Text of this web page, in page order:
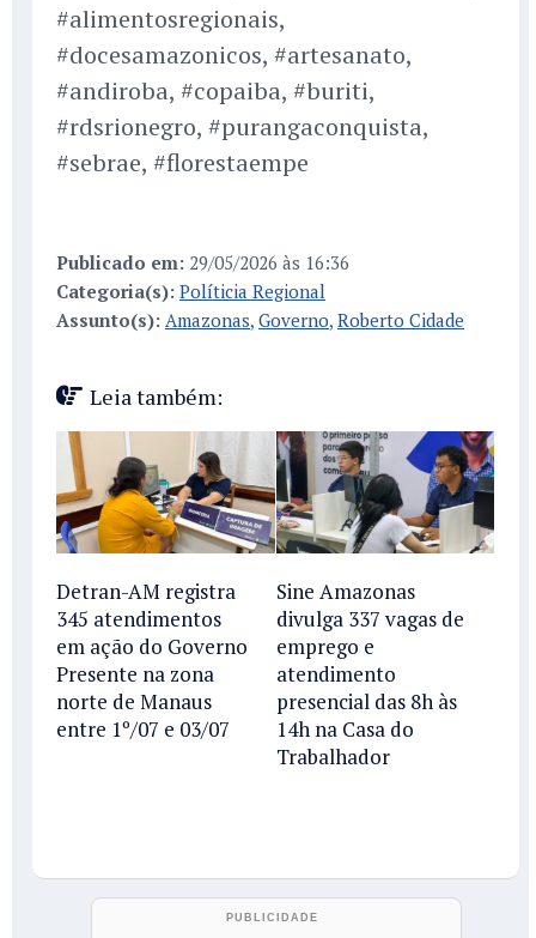
#alimentosregionais,
#docesamazonicos, #artesanato,
#andiroba, #copaiba, #buriti,
#rdsrionegro, #purangaconquista,
#sebrae, #florestaempe
Publicado em: 29/05/2026 às 16:36
Categoria(s): Políticia Regional
Assunto(s): Amazonas, Governo, Roberto Cidade
Leia também:
Detran-AM registra
345 atendimentos
em ação do Governo
Presente na zona
norte de Manaus
entre 1º/07 e 03/07
Sine Amazonas
divulga 337 vagas de
emprego e
atendimento
presencial das 8h às
14h na Casa do
Trabalhador